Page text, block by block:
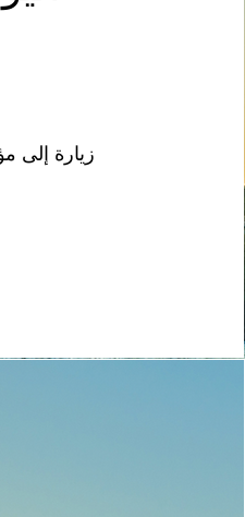
زيارة إلى